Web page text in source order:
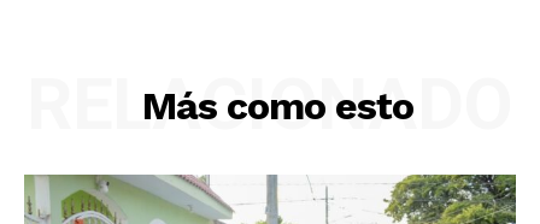
Más como esto
RELACIONADO